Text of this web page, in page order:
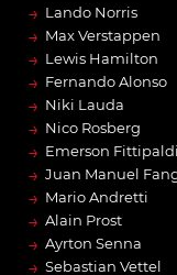
→ Lando Norris
→ Max Verstappen
→ Lewis Hamilton
→ Fernando Alonso
→ Niki Lauda
→ Nico Rosberg
→ Emerson Fittipaldi
→ Juan Manuel
→ Mario Andretti
→ Alain Prost
→ Ayrton Senna
→ Sebastian Vettel